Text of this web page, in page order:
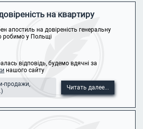
на квартиру
апостиль на довіреність генеральну
робимо у Польщі
відповідь, будемо вдячні за
нашого сайту
продажи,
Читать далее...